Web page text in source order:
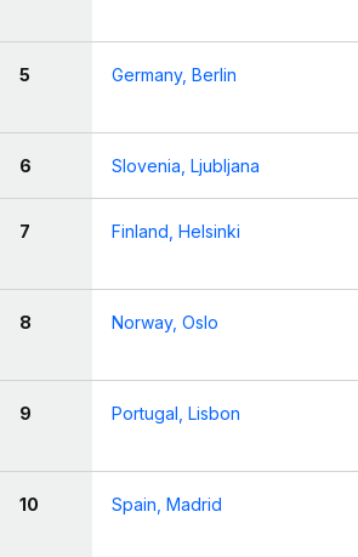
5 Germany, Berlin
6 Slovenia, Ljubljana
7 Finland, Helsinki
8 Norway, Oslo
9 Portugal, Lisbon
10 Spain, Madrid